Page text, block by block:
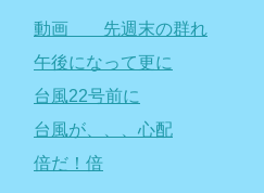
動画 先週末の群れ
午後になって更に
台風22号前に
台風が、、、心配
倍だ！倍